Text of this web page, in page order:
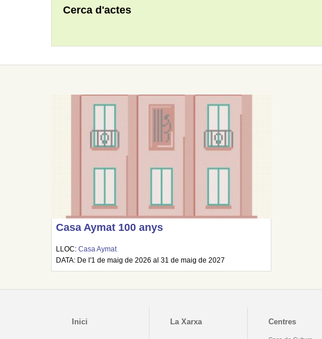
Cerca d'actes
Casa Aymat 100 anys
LLOC:Casa Aymat
DATA: De l'1 de maig de 2026 al 31 de maig de 2027
Inici La Xarxa Centres